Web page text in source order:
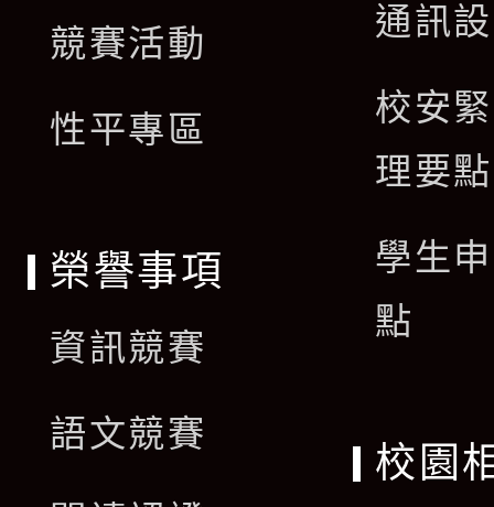
競賽活動
性平專區
通訊
校安
理要點
學生
點
榮譽事項
資訊競賽
語文競賽
校園